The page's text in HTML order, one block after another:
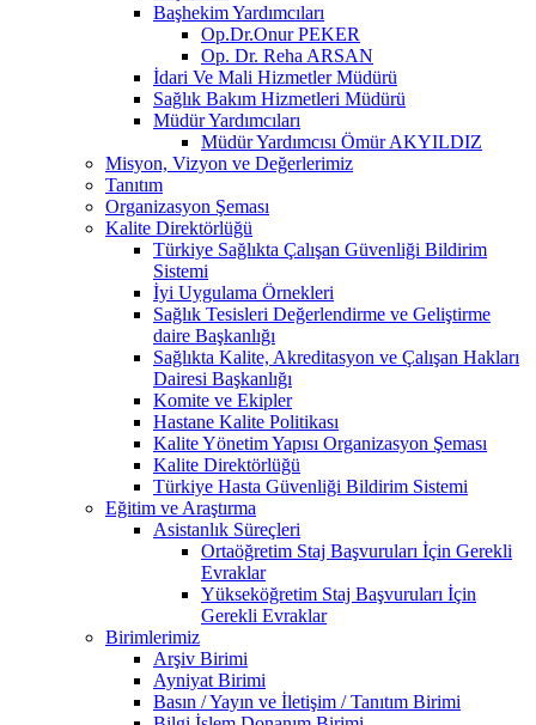
Başhekim Yardımcıları
Op.Dr.Onur PEKER
Op. Dr. Reha ARSAN
İdari Ve Mali Hizmetler Müdürü
Sağlık Bakım Hizmetleri Müdürü
Müdür Yardımcıları
Müdür Yardımcısı Ömür AKYILDIZ
Misyon, Vizyon ve Değerlerimiz
Tanıtım
Organizasyon Şeması
Kalite Direktörlüğü
Türkiye Sağlıkta Çalışan Güvenliği Bildirim
Sistemi
İyi Uygulama Örnekleri
Sağlık Tesisleri Değerlendirme ve Geliştirme
daire Başkanlığı
Sağlıkta Kalite, Akreditasyon ve Çalışan Hakları
Dairesi Başkanlığı
Komite ve Ekipler
Hastane Kalite Politikası
Kalite Yönetim Yapısı Organizasyon Şeması
Kalite Direktörlüğü
Türkiye Hasta Güvenliği Bildirim Sistemi
Eğitim ve Araştırma
Asistanlık Süreçleri
Ortaöğretim Staj Başvuruları İçin Gerekli
Evraklar
Yükseköğretim Staj Başvuruları İçin
Gerekli Evraklar
Birimlerimiz
Arşiv Birimi
Ayniyat Birimi
Basın / Yayın ve İletişim / Tanıtım Birimi